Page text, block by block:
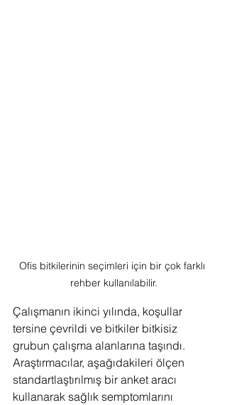
Ofis bitkilerinin seçimleri için bir çok farklı
rehber kullanılabilir.
Çalışmanın ikinci yılında, koşullar
tersine çevrildi ve bitkiler bitkisiz
grubun çalışma alanlarına taşındı.
Araştırmacılar, aşağıdakileri ölçen
standartlaştırılmış bir anket aracı
kullanarak sağlık semptomlarını